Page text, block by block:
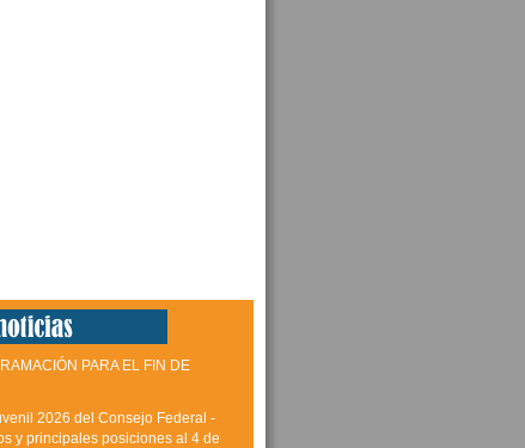
PARA EL FIN DE
2026 del Consejo Federal -
y principales posiciones al 4 de